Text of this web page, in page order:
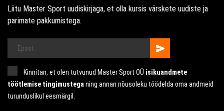
Liitu Master Sport uudiskirjaga, et olla kursis värskete uudiste ja
parimate pakkumistega.
Kinnitan, et olen tutvunud Master Sport OÜ isikuandmete
töötlemise tingimustega ning annan nõusoleku töödelda oma andmeid
turunduslikul eesmärgil.